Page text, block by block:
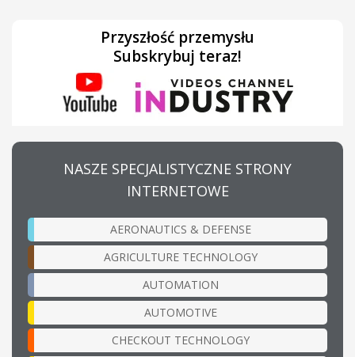
Przyszłość przemysłu
Subskrybuj teraz!
NASZE SPECJALISTYCZNE STRONY
INTERNETOWE
AERONAUTICS & DEFENSE
AGRICULTURE TECHNOLOGY
AUTOMATION
AUTOMOTIVE
CHECKOUT TECHNOLOGY